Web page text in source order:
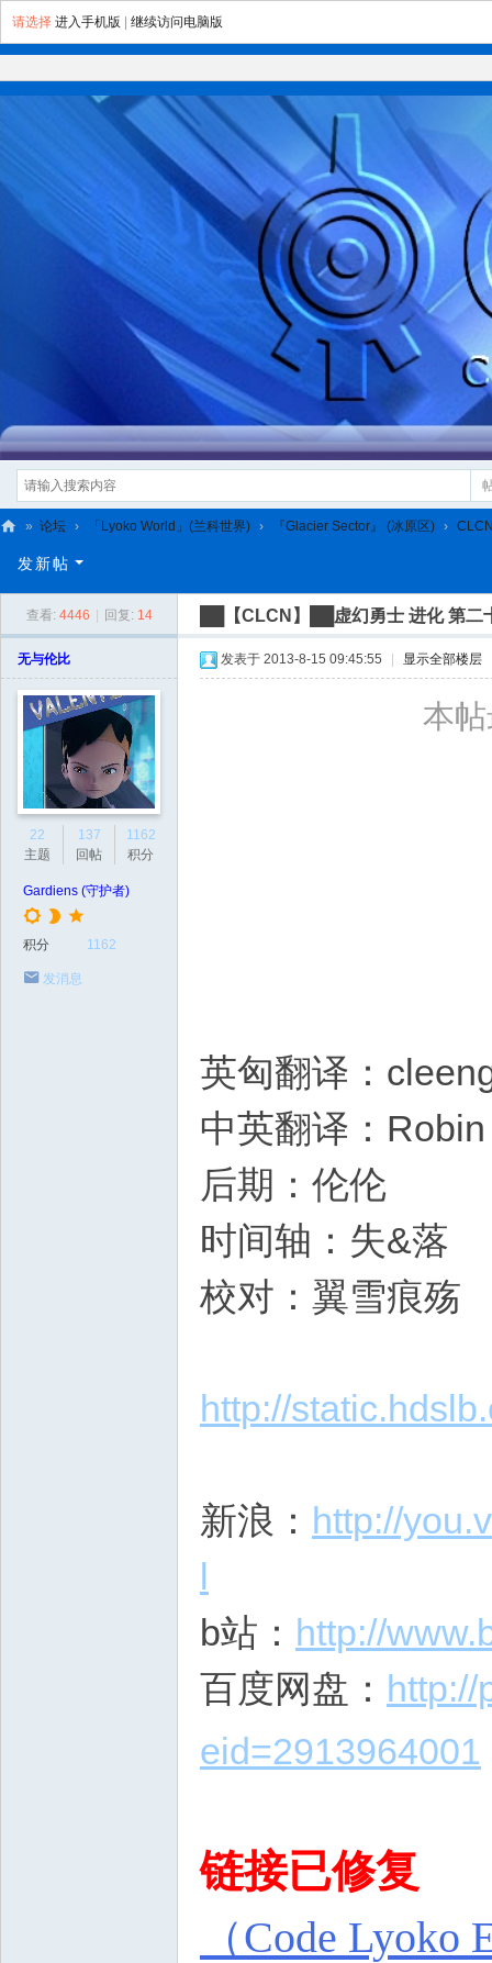
请选择 进入手机版 继续访问电脑版
L
» 论坛 › 「Lyoko World」(兰科世界) › 『Glacier Sector』 (冰原区) ›
发新帖
查看: 4446 回复: 14 ██【CLCN】██虚幻勇士 进化 第二
无与伦比
22
主题
137
回帖
1162
积分
Gardiens (守护者)
积分 1162
发消息
发表于 2013-8-15 09:45:55 显示全部楼层
本
英匈翻译：
中英翻译：Robin
后期：伦伦
时间轴：失&落
校对：翼雪痕殇
http://
新浪： http://
l
b站： http://
百度网盘： http://
eid=2913964001
链接已修复
（Code